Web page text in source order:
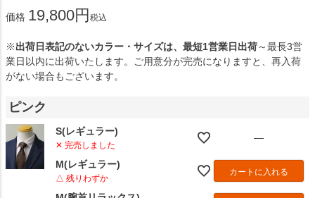
価格 19,800 税込
※出荷日表記のないカラー・サイズは、最短1営業日出荷～最長3営
業日以内に出荷いたします。ご用意分が完売になりますと、再入荷
がない場合もございます。
ピンク
S(レギュラー)
✕ 完売しました
—
M(レギュラー)
△ 残りわずか
カートに入れる